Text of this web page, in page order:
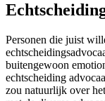
Personen die juist
buitengewoon
echtscheiding
zou natuurlijk over